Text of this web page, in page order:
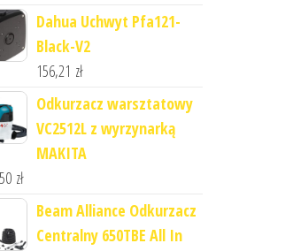
Dahua Uchwyt Pfa121-
Black-V2
156,21 zł
Odkurzacz warsztatowy
VC2512L z wyrzynarką
MAKITA
zł
Beam Alliance Odkurzacz
Centralny 650TBE All In